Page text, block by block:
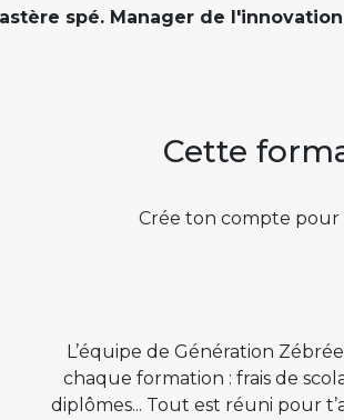
spé. Manager de
Cette
Crée ton compte
L’équipe de Génération
chaque formation : frais de
diplômes... Tout est réuni pour